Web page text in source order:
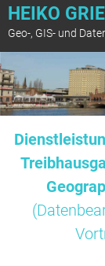
Zum
springen
HEIKO
Geo-, GIS- und